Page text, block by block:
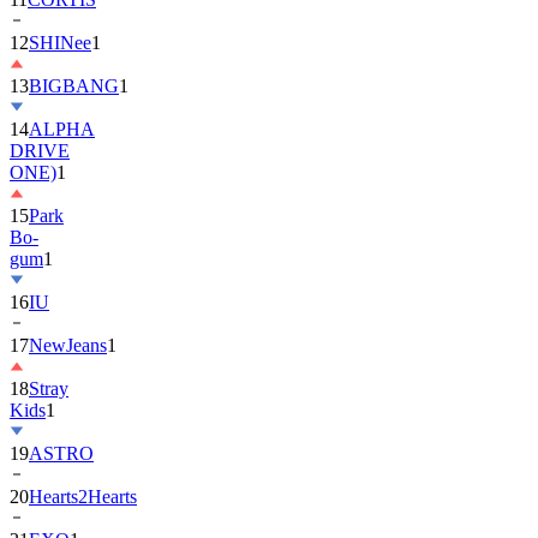
12SHINee1
13BIGBANG1
14ALPHA
DRIVE
ONE)1
15Park
Bo-
gum1
16IU
17NewJeans1
18Stray
Kids1
19ASTRO
20Hearts2Hearts